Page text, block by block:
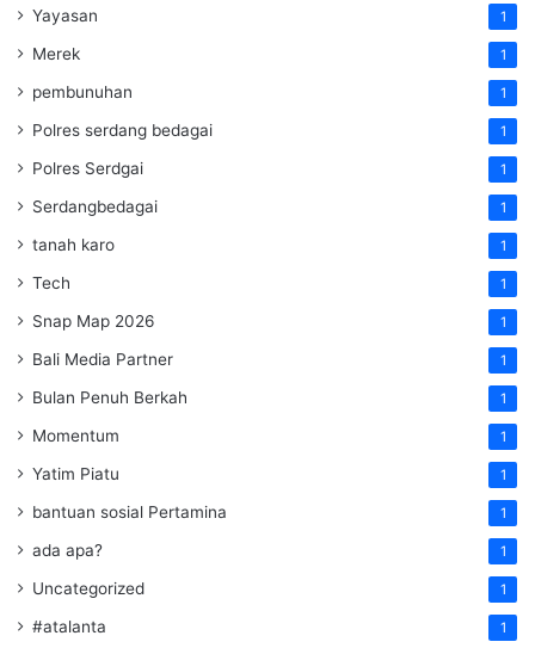
Yayasan 1
Merek 1
pembunuhan 1
Polres serdang bedagai 1
Polres Serdgai 1
Serdangbedagai 1
tanah karo 1
Tech 1
Snap Map 2026 1
Bali Media Partner 1
Bulan Penuh Berkah 1
Momentum 1
Yatim Piatu 1
bantuan sosial Pertamina 1
ada apa? 1
Uncategorized 1
#atalanta 1